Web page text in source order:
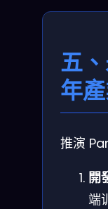
五
年
推演
開
端